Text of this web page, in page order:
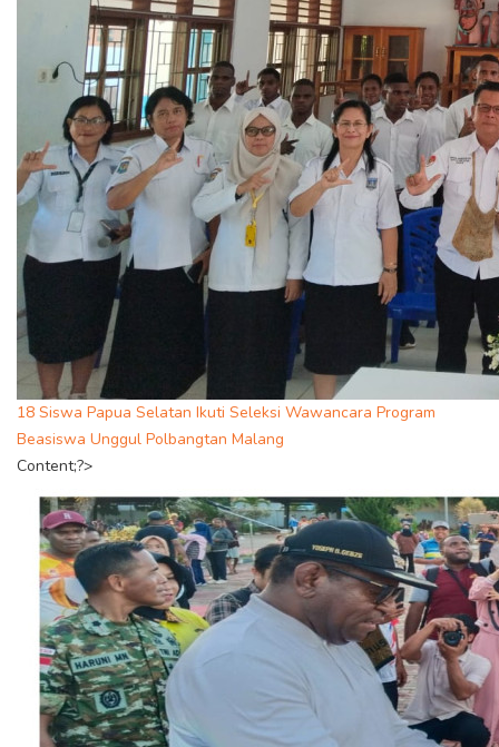
18 Siswa Papua Selatan Ikuti Seleksi Wawancara Program
Beasiswa Unggul Polbangtan Malang
Content;?>